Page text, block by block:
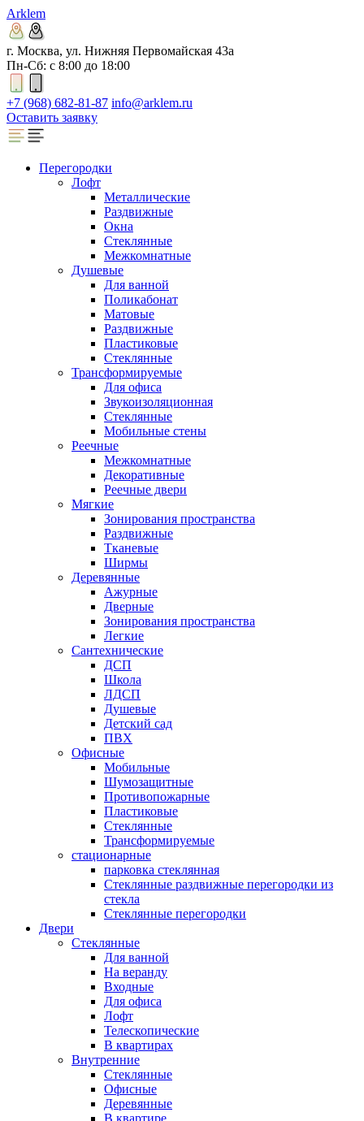
Arklem
г. Москва, ул. Нижняя Первомайская 43а
Пн-Сб: с 8:00 до 18:00
+7 (968) 682-81-87 info@arklem.ru
Оставить заявку
Перегородки
Лофт
Металлические
Раздвижные
Окна
Стеклянные
Межкомнатные
Душевые
Для ванной
Поликабонат
Матовые
Раздвижные
Пластиковые
Стеклянные
Трансформируемые
Для офиса
Звукоизоляционная
Стеклянные
Мобильные стены
Реечные
Межкомнатные
Декоративные
Реечные двери
Мягкие
Зонирования пространства
Раздвижные
Тканевые
Ширмы
Деревянные
Ажурные
Дверные
Зонирования пространства
Легкие
Сантехнические
ДСП
Школа
ЛДСП
Душевые
Детский сад
ПВХ
Офисные
Мобильные
Шумозащитные
Противопожарные
Пластиковые
Стеклянные
Трансформируемые
стационарные
парковка стеклянная
Стеклянные раздвижные перегородки из
стекла
Стеклянные перегородки
Двери
Стеклянные
Для ванной
На веранду
Входные
Для офиса
Лофт
Телескопические
В квартирах
Внутренние
Стеклянные
Офисные
Деревянные
В квартире